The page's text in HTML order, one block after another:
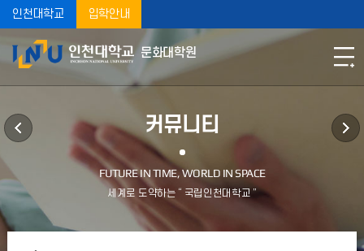
인천대학교 입학안내
문화대학원
커뮤니티